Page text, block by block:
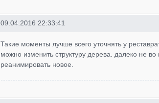
09.04.2016 22:33:41
Такие моменты лучше всего уточнять у
можно изменить структуру дерева. далеко не
реанимировать новое.